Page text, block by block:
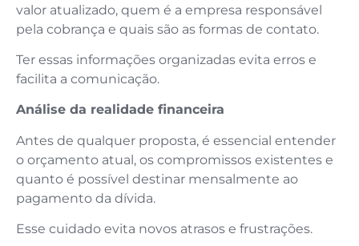
valor atualizado, quem é a empresa responsável
pela cobrança e quais são as formas de contato.
Ter essas informações organizadas evita erros e
facilita a comunicação.
Análise da realidade financeira
Antes de qualquer proposta, é essencial entender
o orçamento atual, os compromissos existentes e
quanto é possível destinar mensalmente ao
pagamento da dívida.
Esse cuidado evita novos atrasos e frustrações.